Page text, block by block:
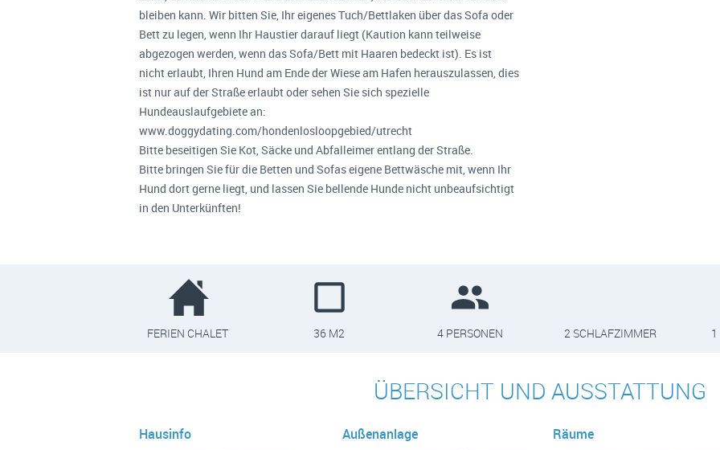
bleiben kann. Wir bitten Sie, Ihr eigenes Tuch/Bettlaken über das Sofa oder
Bett zu legen, wenn Ihr Haustier darauf liegt (Kaution kann teilweise
abgezogen werden, wenn das Sofa/Bett mit Haaren bedeckt ist). Es ist
nicht erlaubt, Ihren Hund am Ende der Wiese am Hafen herauszulassen, dies
ist nur auf der Straße erlaubt oder sehen Sie sich spezielle
Hundeauslaufgebiete an:
www.doggydating.com/hondenlosloopgebied/utrecht
Bitte beseitigen Sie Kot, Säcke und Abfalleimer entlang der Straße.
Bitte bringen Sie für die Betten und Sofas eigene Bettwäsche mit, wenn Ihr
Hund dort gerne liegt, und lassen Sie bellende Hunde nicht unbeaufsichtigt
in den Unterkünften!
FERIEN CHALET 36 M2 4 PERSONEN 2 SCHLAFZIMMER
ÜBERSICHT UND AUSSTATTUNG
Hausinfo Außenanlage Räume